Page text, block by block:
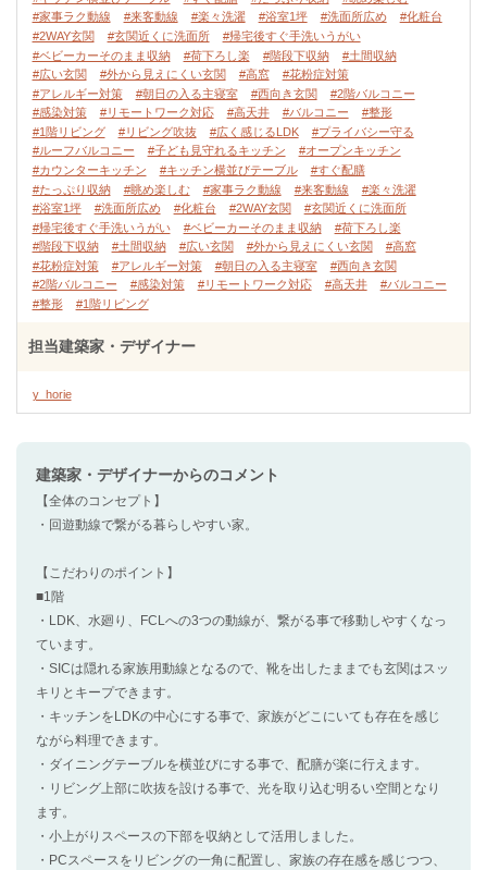
#家事ラク動線
#来客動線 #楽々洗濯 #浴室1坪 #洗面所広め
#化粧台
#2WAY玄関
#玄関近くに洗面所
#帰宅後すぐ手洗いうがい
#ベビーカーそのまま収納
#荷下ろし楽 #階段下収納
#土間収納
#広い玄関
#外から見えにくい玄関 #高窓
#花粉症対策
#アレルギー対策
#朝日の入る主寝室 #西向き玄関
#2階バルコニー
#感染対策
#リモートワーク対応 #高天井 #バルコニー
#整形
#1階リビング
#リビング吹抜 #広く感じるLDK
#プライバシー守る
#ルーフバルコニー
#子ども見守れるキッチン
#オープンキッチン
#カウンターキッチン
#キッチン横並びテーブル
#すぐ配膳
#たっぷり収納
#眺め楽しむ #家事ラク動線 #来客動線
#楽々洗濯
#浴室1坪
#洗面所広め #化粧台 #2WAY玄関
#玄関近くに洗面所
#帰宅後すぐ手洗いうがい
#ベビーカーそのまま収納
#荷下ろし楽
#階段下収納
#土間収納 #広い玄関 #外から見えにくい玄関
#高窓
#花粉症対策
#アレルギー対策 #朝日の入る主寝室
#西向き玄関
#2階バルコニー
#感染対策 #リモートワーク対応 #高天井
#バルコニー
#整形
#1階リビング
担当建築家・デザイナー
y_horie
建築家・デザイナーからのコメント
【全体のコンセプト】
・回遊動線で繋がる暮らしやすい家。
【こだわりのポイント】
■1階
・LDK、水廻り、FCLへの3つの動線が、繋がる事で移動しやすくなっ
ています。
・SICは隠れる家族用動線となるので、靴を出したままでも玄関はスッ
キリとキープできます。
・キッチンをLDKの中心にする事で、家族がどこにいても存在を感じ
ながら料理できます。
・ダイニングテーブルを横並びにする事で、配膳が楽に行えます。
・リビング上部に吹抜を設ける事で、光を取り込む明るい空間となり
ます。
・小上がりスペースの下部を収納として活用しました。
・PCスペースをリビングの一角に配置し、家族の存在感を感じつつ、